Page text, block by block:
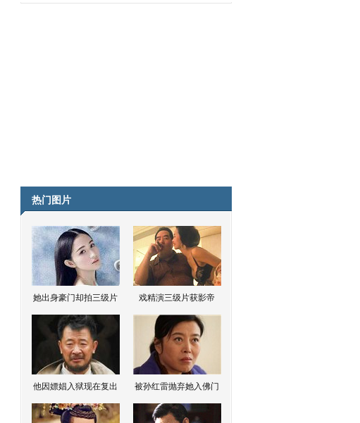
热门图片
她出身豪门却拍三级片 戏精演三级片获影帝
他因嫖娼入狱现在复出 被孙红雷抛弃她入佛门